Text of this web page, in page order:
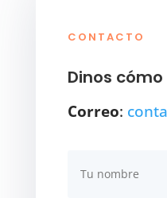
CONTACTO
Dinos
Correo: